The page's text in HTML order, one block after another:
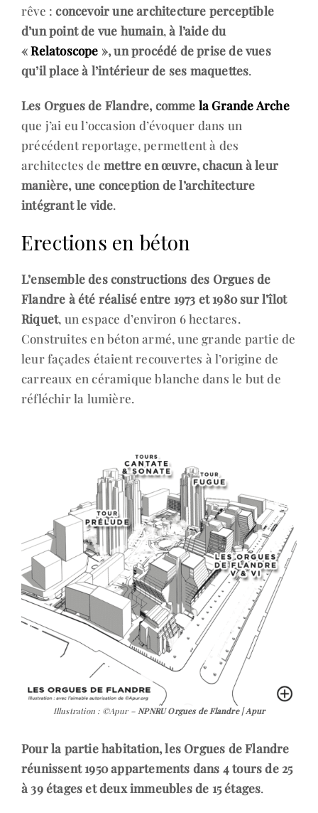
rêve :concevoir une architecture perceptible
d’un point de vue humain,à l’aide du
«Relatoscope », un procédé de prise de vues
qu’il place à l’intérieur de ses maquettes.
Les Orgues de Flandre, comme la Grande Arche
que j’ai eu l’occasion d’évoquer dans un
précédent reportage, permettent à des
architectes de mettre en œuvre, chacun à leur
manière, une conception de l’architecture
intégrant le vide.
Erections en béton
L’ensemble des constructions des Orgues de
Flandre à été réalisé entre 1973 et 1980 sur l’îlot
Riquet, un espace d’environ 6 hectares.
Construites en béton armé, une grande partie de
leur façades étaient recouvertes à l’origine de
carreaux en céramique blanche dans le but de
réfléchir la lumière.
Illustration : ©Apur –NPNRU Orgues de Flandre | Apur
Pour la partie habitation, les Orgues de Flandre
réunissent 1950 appartements dans 4 tours de 25
à 39 étages et deux immeubles de 15 étages.